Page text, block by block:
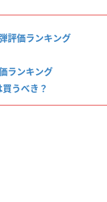
評価ランキング
ランキング
うべき？